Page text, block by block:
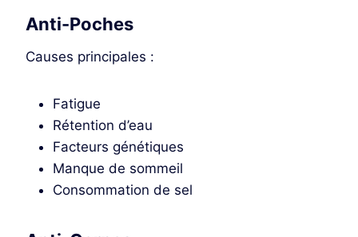
Anti-Poches
Causes principales :
Fatigue
Rétention d’eau
Facteurs génétiques
Manque de sommeil
Consommation de sel